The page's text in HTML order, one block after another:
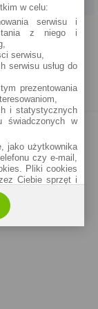
PLASOWANIA
w celu:
serwisu i
z niego i
serwisu,
serwisu usług do
prezentowania
i statystycznych
świadczonych w
jako użytkownika
czy e-mail,
Pliki cookies
Ciebie sprzęt i
jest do
użytkownika. Bez
cookies mogą
cookies jest
Sp. z o. o. Sp.
141 Warszawa.
się z
również wyrazić